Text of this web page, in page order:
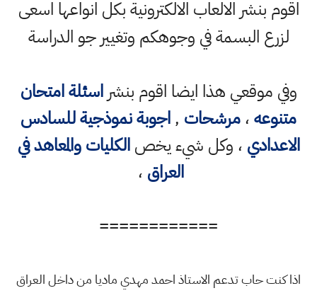
اقوم بنشر الالعاب الالكترونية بكل انواعها اسعى
لزرع البسمة في وجوهكم وتغيير جو الدراسة
وفي موقعي هذا ايضا اقوم بنشراسئلة امتحان
متنوعه،مرشحات ,اجوبة نموذجية للسادس
الاعدادي ، وكل شيء يخصالكليات والمعاهد في
العراق ،
============
اذا كنت حاب تدعم الاستاذ احمد مهدي ماديا من داخل العراق